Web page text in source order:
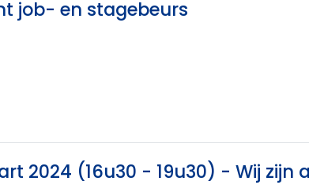
job- en stagebeurs
2024 (16u30 - 19u30) - Wij zijn